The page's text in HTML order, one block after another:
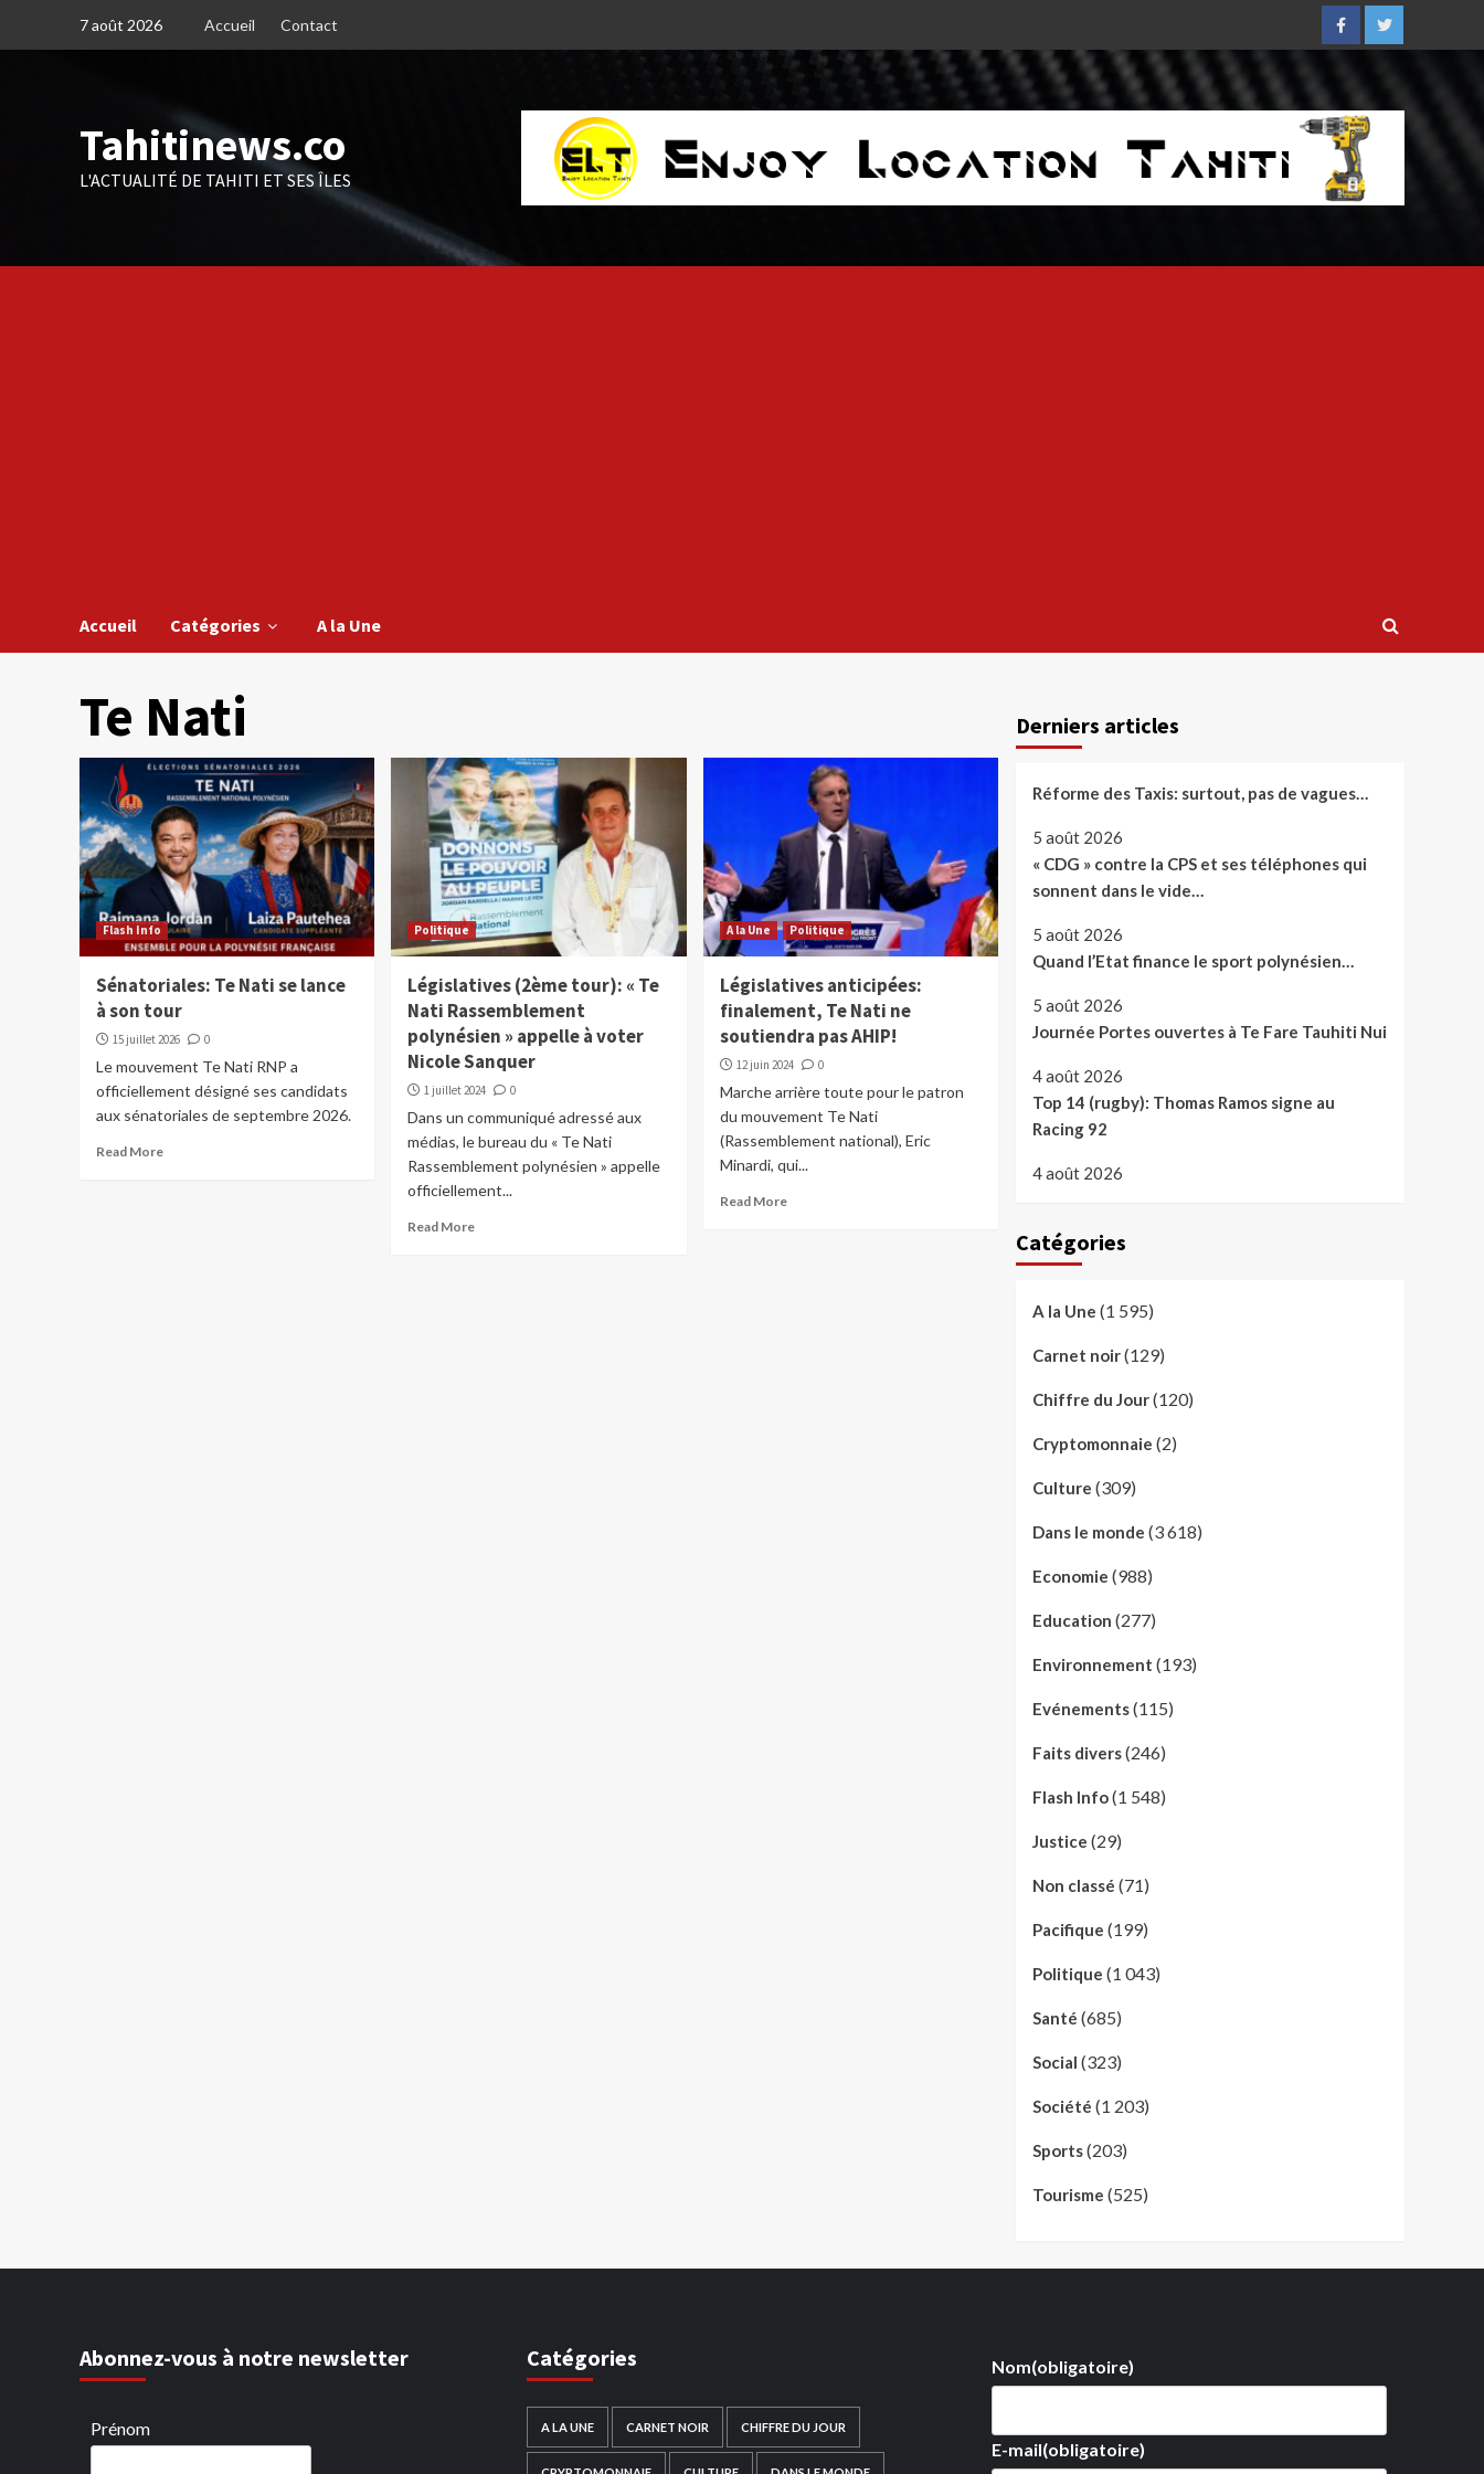
7 août 2026 Accueil Contact
FacebookTwitter
Tahitinews.co
L'ACTUALITÉ DE TAHITI ET SES ÎLES
Accueil Catégories A la Une
Te Nati
Flash Info
Sénatoriales: Te Nati se lance
à son tour
15 juillet 2026 0
Le mouvement Te Nati RNP a
officiellement désigné ses candidats
aux sénatoriales de septembre 2026.
Read More
Politique
Législatives (2ème tour): « Te
Nati Rassemblement
polynésien » appelle à voter
Nicole Sanquer
1 juillet 2024 0
Dans un communiqué adressé aux
médias, le bureau du « Te Nati
Rassemblement polynésien » appelle
officiellement...
Read More
A la Une Politique
Législatives anticipées:
finalement, Te Nati ne
soutiendra pas AHIP!
12 juin 2024 0
Marche arrière toute pour le patron
du mouvement Te Nati
(Rassemblement national), Eric
Minardi, qui...
Read More
Derniers articles
Réforme des Taxis: surtout, pas de vagues…
5 août 2026
« CDG » contre la CPS et ses téléphones qui
sonnent dans le vide…
5 août 2026
Quand l’Etat finance le sport polynésien…
5 août 2026
Journée Portes ouvertes à Te Fare Tauhiti Nui
4 août 2026
Top 14 (rugby): Thomas Ramos signe au
Racing 92
4 août 2026
Catégories
A la Une (1 595)
Carnet noir(129)
Chiffre du Jour(120)
Cryptomonnaie (2)
Culture (309)
Dans le monde (3 618)
Economie (988)
Education (277)
Environnement (193)
Evénements(115)
Faits divers(246)
Flash Info(1 548)
Justice (29)
Non classé (71)
Pacifique (199)
Politique (1 043)
Santé (685)
Social (323)
Société (1 203)
Sports(203)
Tourisme (525)
Abonnez-vous à notre newsletter
Prénom
Catégories
A LA UNE CARNET NOIR CHIFFRE DU JOUR
Nom(obligatoire)
E-mail(obligatoire)